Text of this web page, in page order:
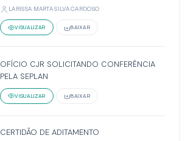
LARISSA MARTA SILVA CARDOSO
VISUALIZAR BAIXAR
OFÍCIO CJR SOLICITANDO CONFERÊNCIA
PELA SEPLAN
VISUALIZAR BAIXAR
CERTIDÃO DE ADITAMENTO